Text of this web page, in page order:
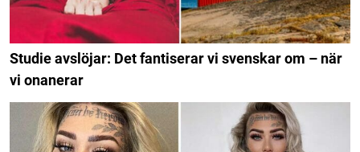
Studie avslöjar: Det fantiserar vi svenskar om – när
vi onanerar